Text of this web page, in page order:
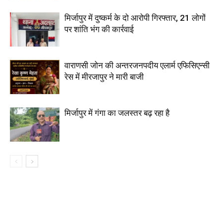
मिर्जापुर में दुष्कर्म के दो आरोपी गिरफ्तार, 21 लोगों
पर शांति भंग की कार्रवाई
वाराणसी जोन की अन्तरजनपदीय एलार्म एफिसिएन्सी
रेस में मीरजापुर ने मारी बाजी
मिर्जापुर में गंगा का जलस्तर बढ़ रहा है